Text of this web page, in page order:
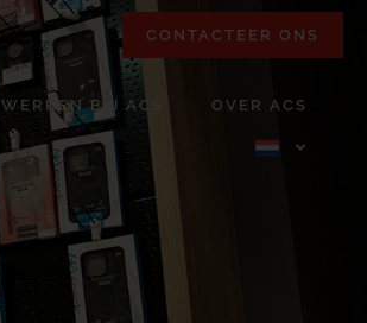
CONTACTEER ONS
WERKEN BIJ ACS OVER ACS